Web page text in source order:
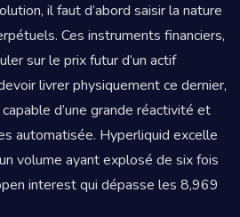
il faut d’abord saisir la nature
Ces instruments financiers,
sur le prix futur d’un actif
livrer physiquement ce dernier,
d’une grande réactivité et
automatisée. Hyperliquid excelle
volume ayant explosé de six fois
interest qui dépasse les 8,969